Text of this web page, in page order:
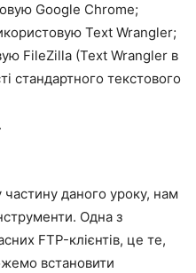
Google Chrome;
Text Wrangler;
FileZilla (Text Wrangler в
стандартного текстового
даного уроку, нам
Одна з
FTP-клієнтів, це те,
встановити